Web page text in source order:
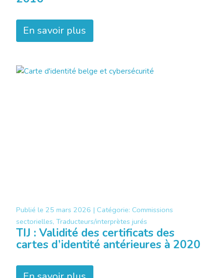
En savoir plus
Publié le 25 mars 2026 | Catégorie: Commissions
sectorielles, Traducteurs/interprètes jurés
TIJ : Validité des certificats des
cartes d’identité antérieures à 2020